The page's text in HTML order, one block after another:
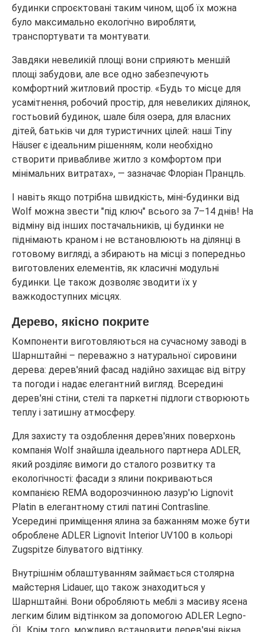
будинки спроєктовані таким чином, щоб їх можна
було максимально екологічно виробляти,
транспортувати та монтувати.
Завдяки невеликій площі вони сприяють меншій
площі забудови, але все одно забезпечують
комфортний житловий простір. «Будь то місце для
усамітнення, робочий простір, для невеликих ділянок,
гостьовий будинок, шале біля озера, для власних
дітей, батьків чи для туристичних цілей: наші Tiny
Häuser є ідеальним рішенням, коли необхідно
створити привабливе житло з комфортом при
мінімальних витратах», — зазначає Флоріан Пранцль.
І навіть якщо потрібна швидкість, міні-будинки від
Wolf можна звести "під ключ" всього за 7–14 днів! На
відміну від інших постачальників, ці будинки не
піднімають краном і не встановлюють на ділянці в
готовому вигляді, а збирають на місці з попередньо
виготовлених елементів, як класичні модульні
будинки. Це також дозволяє зводити їх у
важкодоступних місцях.
Дерево, якісно покрите
Компоненти виготовляються на сучасному заводі в
Шарнштайні – переважно з натуральної сировини
дерева: дерев'яний фасад надійно захищає від вітру
та погоди і надає елегантний вигляд. Всередині
дерев'яні стіни, стелі та паркетні підлоги створюють
теплу і затишну атмосферу.
Для захисту та оздоблення дерев'яних поверхонь
компанія Wolf знайшла ідеального партнера ADLER,
який розділяє вимоги до сталого розвитку та
екологічності: фасади з ялини покриваються
компанією REMA водорозчинною лазур'ю Lignovit
Platin в елегантному стилі патині Contrasline.
Усередині приміщення ялина за бажанням може бути
оброблене ADLER Lignovit Interior UV100 в кольорі
Zugspitze білуватого відтінку.
Внутрішнім облаштуванням займається столярна
майстерня Lidauer, що також знаходиться у
Шарнштайні. Вони обробляють меблі з масиву ясена
легким білим відтінком за допомогою ADLER Legno-